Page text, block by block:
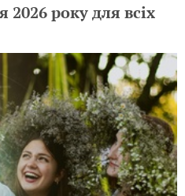
2026 року для всіх